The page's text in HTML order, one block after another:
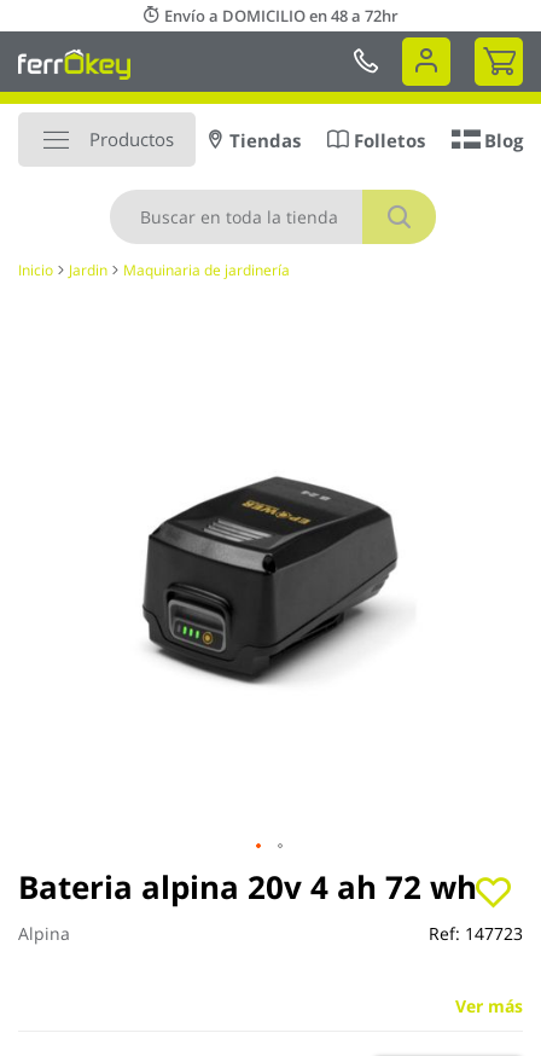
al
contenido
Envío a DOMICILIO en 48 a 72hr
Mi
Productos
Buscar
Tiendas Folletos Blog
Inicio Jardin Maquinaria de jardinería
Bateria alpina 20v 4 ah 72 wh
Alpina Ref: 147723
Ver más
Saltar
al
comienzo
de